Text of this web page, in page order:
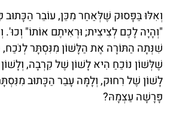
וְאִלּוּ בַּפָּסוּק שֶׁלְּאַחַר מִכֵּן, עוֹבֵר הַכָּתוּב
"וְהָיָה לָכֶם לְצִיצִית; וּרְאִיתֶם אוֹתוֹ" וְכוּ'.
שִׁנְּתָה הַתּוֹרָה אֶת הַלָּשׁוֹן מִנִּסְתָּר לְנֹכַח,
שֶׁלְּשׁוֹן נוֹכֵחַ הִיא לָשׁוֹן שֶׁל קִרְבָה,
לָשׁוֹן שֶׁל רִחוּק, וְלָמָּה עָבַר הַכָּתוּב
פָּרָשָׁה עַצְמָהּ?